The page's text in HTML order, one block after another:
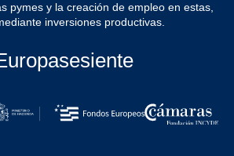
pymes y la creación de empleo en estas,
inversiones productivas.